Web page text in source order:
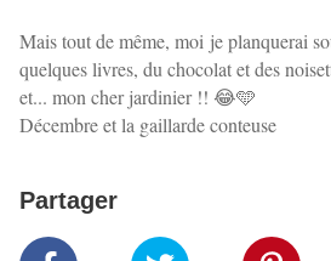
Mais tout de même, moi je planquerai
quelques livres, du chocolat et des
et... mon cher jardinier !! 😂🩵
Décembre et la gaillarde conteuse
Partager